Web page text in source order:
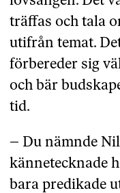
träffas och tala
utifrån temat.
förbereder sig
och bär
tid.
– Du nämnde
kännetecknade
bara predikade